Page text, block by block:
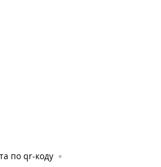
по qr-коду